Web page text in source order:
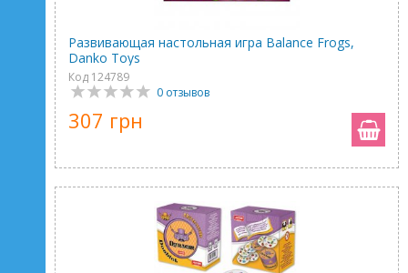
Развивающая настольная игра Balance Frogs,
Danko Toys
Код 124789
0 отзывов
307 грн